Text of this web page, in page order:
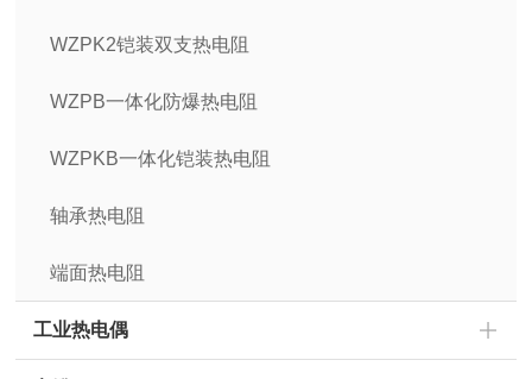
WZPK2铠装双支热电阻
WZPB一体化防爆热电阻
WZPKB一体化铠装热电阻
轴承热电阻
端面热电阻
工业热电偶